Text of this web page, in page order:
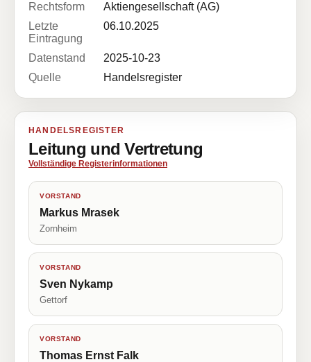
Rechtsform
Aktiengesellschaft (AG)
Letzte
Eintragung
06.10.2025
Datenstand
2025-10-23
Quelle
Handelsregister
HANDELSREGISTER
Leitung und Vertretung
Vollständige Registerinformationen
VORSTAND
Markus Mrasek
Zornheim
VORSTAND
Sven Nykamp
Gettorf
VORSTAND
Thomas Ernst Falk